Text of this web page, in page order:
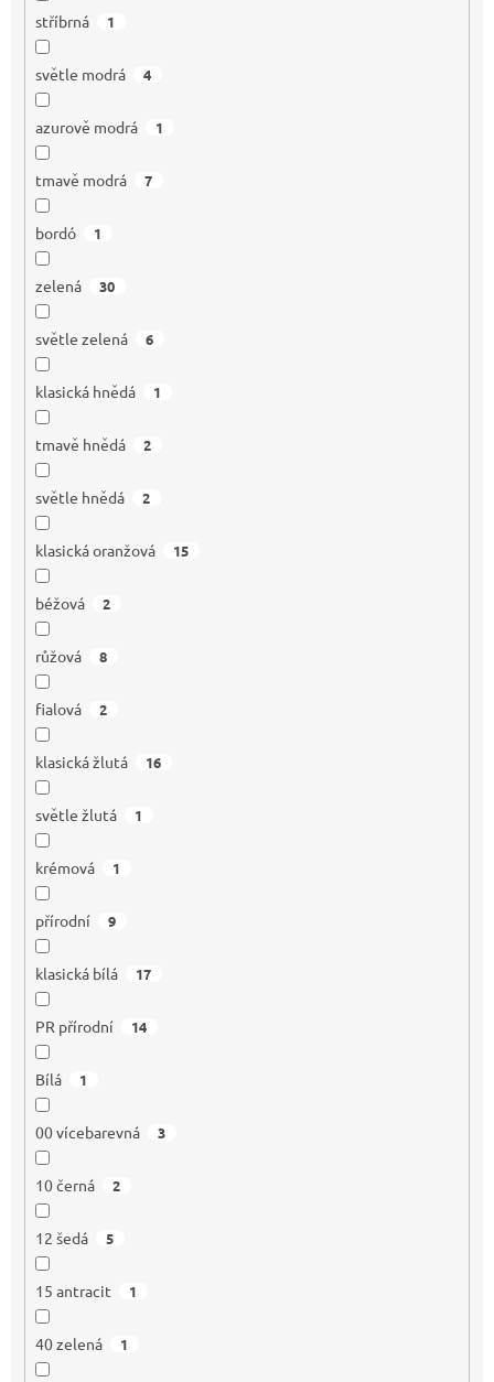
stříbrná 1
světle modrá 4
azurově modrá 1
tmavě modrá 7
bordó 1
zelená 30
světle zelená 6
klasická hnědá 1
tmavě hnědá 2
světle hnědá 2
klasická oranžová 15
béžová 2
růžová 8
fialová 2
klasická žlutá 16
světle žlutá 1
krémová 1
přírodní 9
klasická bílá 17
PR přírodní 14
Bílá 1
00 vícebarevná 3
10 černá 2
12 šedá 5
15 antracit 1
40 zelená 1